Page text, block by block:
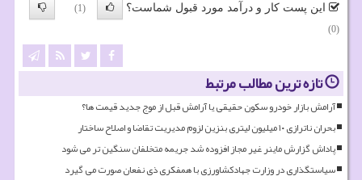
این پست کار و درآمد مورد قبول شماست؟
(1)
(0)
تازه ترین مطالب مرتبط
آرامش بازار خودرو سکون حقیقی یا آرامش قبل از موج جدید قیمت ها؟
بحران ناترازی ۱۰ میلیون لیتری بنزین لزوم مدیریت تقاضا و اصلاح ساختار
پاداش گزارش ماینر غیر مجاز افزوده شد جریمه متخلفان سنگین تر می شود
سیاستگذاری در وزارت جهادکشاورزی با همفکری ذی نفعان صورت می گیرد